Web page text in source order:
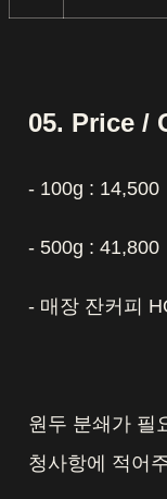
05. Price /
- 100g : 14,500
- 500g : 41,800
- 매장 잔커피
원두 분쇄가 필
청사항에 적어